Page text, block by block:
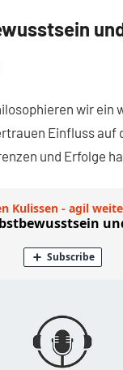
wir ein
Einfluss auf
und Erfolge